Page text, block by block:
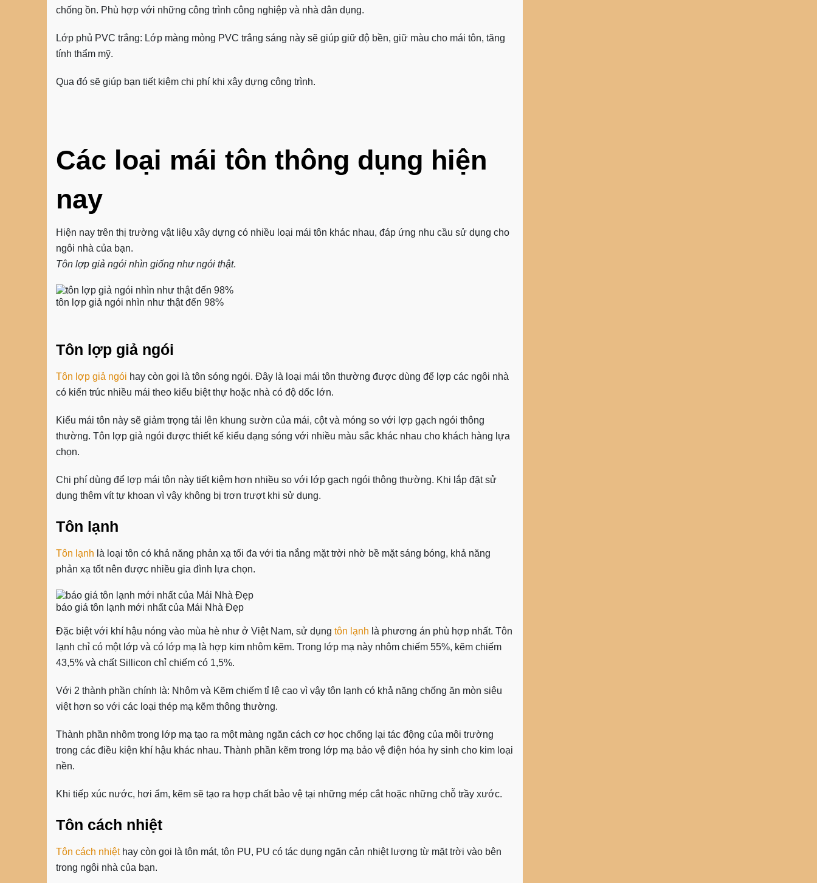
chống ồn. Phù hợp với những công trình công nghiệp và nhà dân dụng.
Lớp phủ PVC trắng: Lớp màng mỏng PVC trắng sáng này sẽ giúp giữ độ bền, giữ màu cho mái tôn, tăng
tính thẩm mỹ.
Qua đó sẽ giúp bạn tiết kiệm chi phí khi xây dựng công trình.
Các loại mái tôn thông dụng hiện
nay
Hiện nay trên thị trường vật liệu xây dựng có nhiều loại mái tôn khác nhau, đáp ứng nhu cầu sử dụng cho
ngôi nhà của bạn.
Tôn lợp giả ngói nhìn giống như ngói thật.
tôn lợp giả ngói nhìn như thật đến 98%
Tôn lợp giả ngói
Tôn lợp giả ngói hay còn gọi là tôn sóng ngói. Đây là loại mái tôn thường được dùng để lợp các ngôi nhà
có kiến trúc nhiều mái theo kiểu biệt thự hoặc nhà có độ dốc lớn.
Kiểu mái tôn này sẽ giảm trọng tải lên khung sườn của mái, cột và móng so với lợp gạch ngói thông
thường. Tôn lợp giả ngói được thiết kế kiểu dạng sóng với nhiều màu sắc khác nhau cho khách hàng lựa
chọn.
Chi phí dùng để lợp mái tôn này tiết kiệm hơn nhiều so với lớp gạch ngói thông thường. Khi lắp đặt sử
dụng thêm vít tự khoan vì vậy không bị trơn trượt khi sử dụng.
Tôn lạnh
Tôn lạnh là loại tôn có khả năng phản xạ tối đa với tia nắng mặt trời nhờ bề mặt sáng bóng, khả năng
phản xạ tốt nên được nhiều gia đình lựa chọn.
báo giá tôn lạnh mới nhất của Mái Nhà Đẹp
Đặc biệt với khí hậu nóng vào mùa hè như ở Việt Nam, sử dụng tôn lạnh là phương án phù hợp nhất. Tôn
lạnh chỉ có một lớp và có lớp mạ là hợp kim nhôm kẽm. Trong lớp mạ này nhôm chiếm 55%, kẽm chiếm
43,5% và chất Sillicon chỉ chiếm có 1,5%.
Với 2 thành phần chính là: Nhôm và Kẽm chiếm tỉ lệ cao vì vậy tôn lạnh có khả năng chống ăn mòn siêu
việt hơn so với các loại thép mạ kẽm thông thường.
Thành phần nhôm trong lớp mạ tạo ra một màng ngăn cách cơ học chống lại tác động của môi trường
trong các điều kiện khí hậu khác nhau. Thành phần kẽm trong lớp mạ bảo vệ điện hóa hy sinh cho kim loại
nền.
Khi tiếp xúc nước, hơi ẩm, kẽm sẽ tạo ra hợp chất bảo vệ tại những mép cắt hoặc những chỗ trầy xước.
Tôn cách nhiệt
Tôn cách nhiệthay còn gọi là tôn mát, tôn PU, PU có tác dụng ngăn cản nhiệt lượng từ mặt trời vào bên
trong ngôi nhà của bạn.